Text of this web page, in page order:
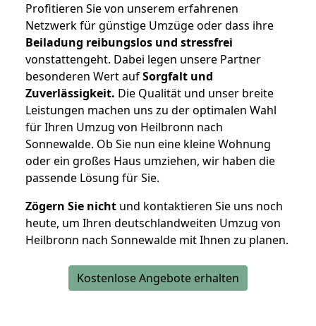
Profitieren Sie von unserem erfahrenen
Netzwerk für günstige Umzüge oder dass ihre
Beiladung reibungslos und stressfrei
vonstattengeht. Dabei legen unsere Partner
besonderen Wert aufSorgfalt und
Zuverlässigkeit. Die Qualität und unser breite
Leistungen machen uns zu der optimalen Wahl
für Ihren Umzug von Heilbronn nach
Sonnewalde. Ob Sie nun eine kleine Wohnung
oder ein großes Haus umziehen, wir haben die
passende Lösung für Sie.
Zögern Sie nicht und kontaktieren Sie uns noch
heute, um Ihren deutschlandweiten Umzug von
Heilbronn nach Sonnewalde mit Ihnen zu planen.
Kostenlose Angebote erhalten